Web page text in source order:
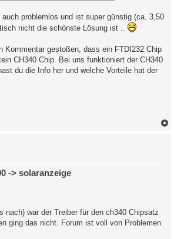
problemlos und ist super günstig (ca. 3,50
nicht die schönste Lösung ist ..
Kommentar gestoßen, dass ein FTDI232 Chip
CH340 Chip. Bei uns funktioniert der CH340
du die Info her und welche Vorteile hat der
-> solaranzeige
nach) war der Treiber für den ch340 Chipsatz
ging das nicht. Forum ist voll von Problemen